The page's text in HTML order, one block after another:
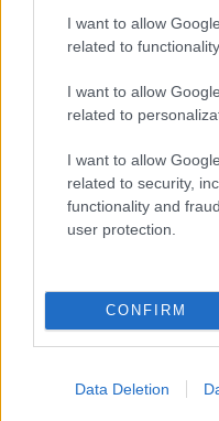
I want to allow
related to
I want to allow
related to
I want to allow
related to security,
functionality and
user protection.
CONFIRM
Data Deletion
megállapodnak a
Erre sok-sok éve van,
Meerea Park
Nagyon tömör,
Komplex aromák,
talán az előző bornál
alkatrészekből épült
Szétfeszíti az erő és a
de messze még a
. (érződik, hogy
fogyasztási élménye